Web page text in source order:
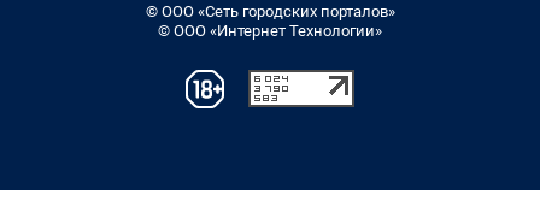
© ООО «Сеть городских порталов»
© ООО «Интернет Технологии»